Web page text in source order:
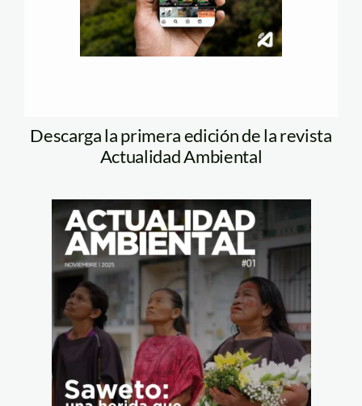
Descarga la primera edición de la revista
Actualidad Ambiental